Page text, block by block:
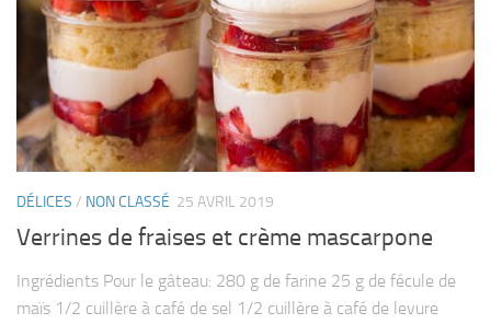
DÉLICES / NON CLASSÉ 25 AVRIL 2019
Verrines de fraises et crème mascarpone
Ingrédients Pour le gâteau: 280 g de farine 25 g de fécule de
maïs 1/2 cuillère à café de sel 1/2 cuillère à café de levure